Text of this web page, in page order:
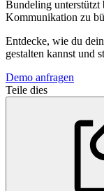
Bundeling unterstützt
Kommunikation zu
Entdecke, wie du
gestalten kannst und
Demo anfragen
Teile dies